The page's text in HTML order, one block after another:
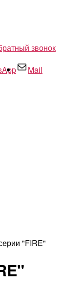
звонок
Mail
"FIRE"